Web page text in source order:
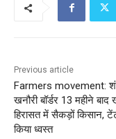
Previous article
Farmers movement:
खनौरी बॉर्डर 13 महीने बाद
हिरासत में सैकड़ों किसान,
किया ध्वस्त